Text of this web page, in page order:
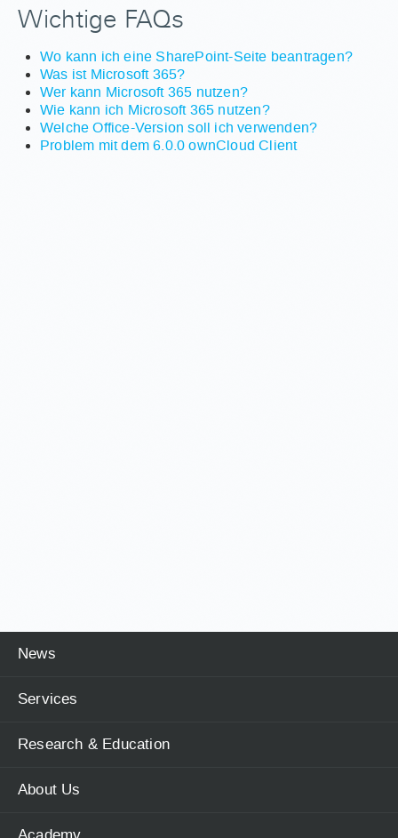
Wichtige FAQs
Wo kann ich eine SharePoint-Seite beantragen?
Was ist Microsoft 365?
Wer kann Microsoft 365 nutzen?
Wie kann ich Microsoft 365 nutzen?
Welche Office-Version soll ich verwenden?
Problem mit dem 6.0.0 ownCloud Client
News
Services
Research & Education
About Us